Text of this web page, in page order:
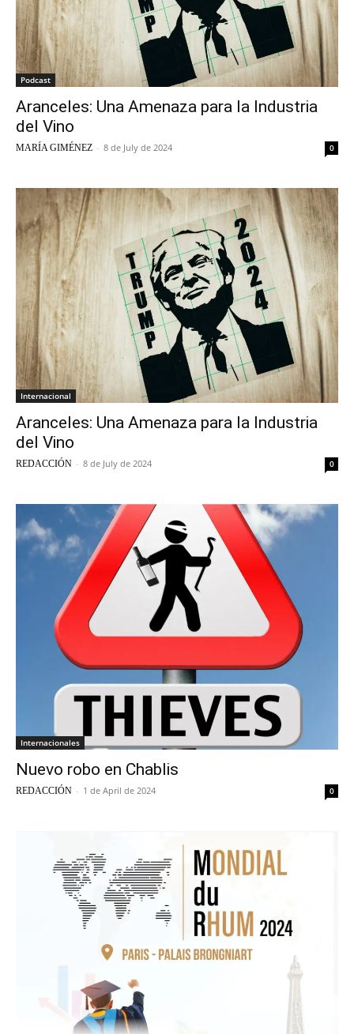
Podcast
Aranceles: Una Amenaza para la Industria
del Vino
MARÍA GIMÉNEZ - 8 de July de 2024 0
Internacional
Aranceles: Una Amenaza para la Industria
del Vino
REDACCIÓN - 8 de July de 2024 0
Internacionales
Nuevo robo en Chablis
REDACCIÓN - 1 de April de 2024 0